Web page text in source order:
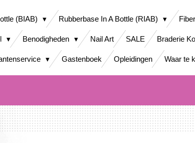
(BIAB) Rubberbase In A Bottle (RIAB)
Benodigheden Nail Art SALE Braderie
Gastenboek Opleidingen Waar te